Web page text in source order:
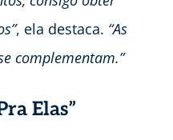
, ela destaca. “As
complementam.”
Elas”